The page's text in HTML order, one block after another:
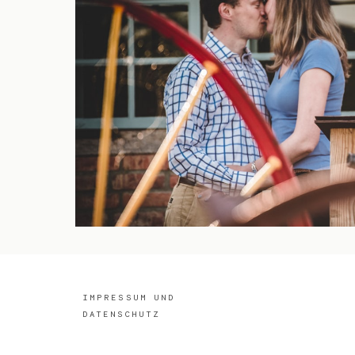
IMPRESSUM UND
DATENSCHUTZ